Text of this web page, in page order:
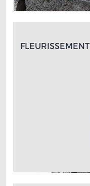
FLEURISSEMENT